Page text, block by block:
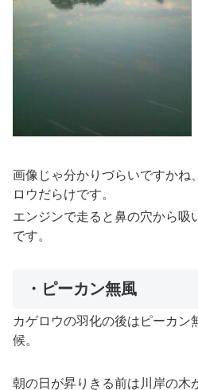
画像じゃ分かりづらいですかね
ロウだらけです。
エンジンで走ると鼻の穴から吸
です。
・ピーカン無風
カゲロウの羽化の後はピーカン
候。
朝の日が昇りきる前は川岸の木